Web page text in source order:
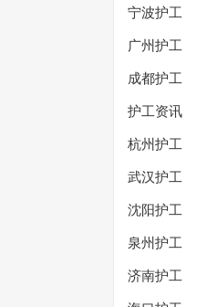
宁波护工
广州护工
成都护工
护工资讯
杭州护工
武汉护工
沈阳护工
泉州护工
济南护工